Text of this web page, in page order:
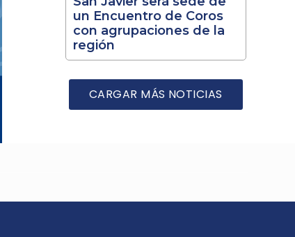
un Encuentro de Coros
con agrupaciones de la
región
CARGAR MÁS NOTICIAS